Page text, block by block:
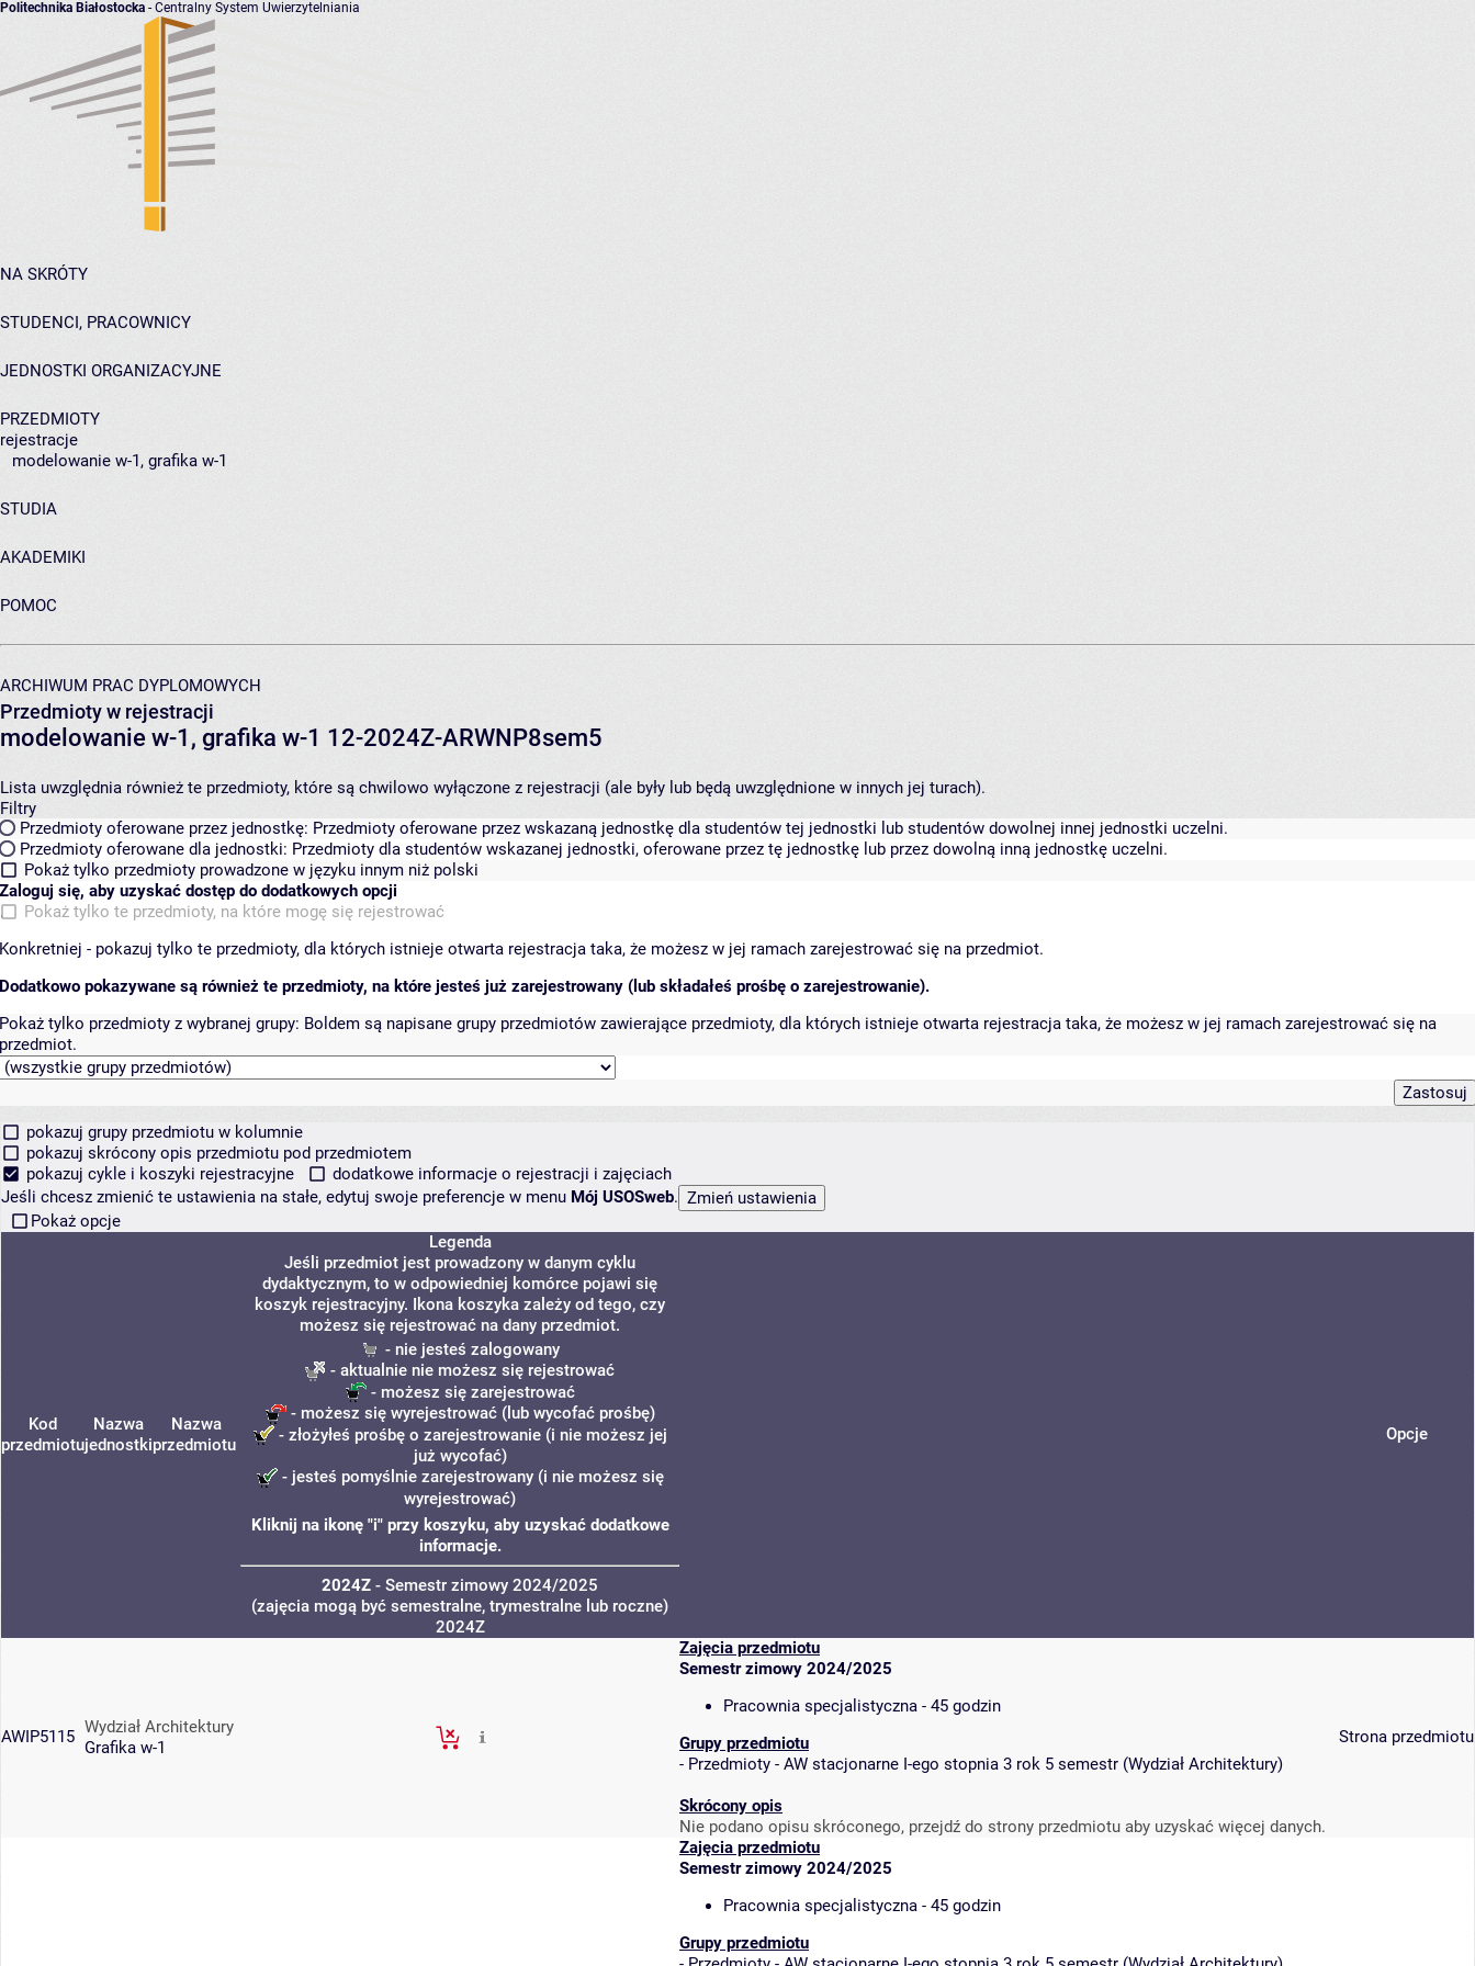
Politechnika Białostocka - Centralny System Uwierzytelniania
NA SKRÓTY
STUDENCI, PRACOWNICY
JEDNOSTKI ORGANIZACYJNE
PRZEDMIOTY
rejestracje
modelowanie w-1, grafika w-1
STUDIA
AKADEMIKI
POMOC
ARCHIWUM PRAC DYPLOMOWYCH
Przedmioty w rejestracji
modelowanie w-1, grafika w-1 12-2024Z-ARWNP8sem5
Lista uwzględnia również te przedmioty, które są chwilowo wyłączone z rejestracji (ale były lub będą uwzględnione w innych jej turach).
Filtry
Przedmioty oferowane przez jednostkę: Przedmioty oferowane przez wskazaną jednostkę dla studentów tej jednostki lub studentów dowolnej innej jednostki uczelni.
Przedmioty oferowane dla jednostki: Przedmioty dla studentów wskazanej jednostki, oferowane przez tę jednostkę lub przez dowolną inną jednostkę uczelni.
Pokaż tylko przedmioty prowadzone w języku innym niż polski
Zaloguj się, aby uzyskać dostęp do dodatkowych opcji
Pokaż tylko te przedmioty, na które mogę się rejestrować
Konkretniej - pokazuj tylko te przedmioty, dla których istnieje otwarta rejestracja taka, że możesz w jej ramach zarejestrować się na przedmiot.
Dodatkowo pokazywane są również te przedmioty, na które jesteś już zarejestrowany (lub składałeś prośbę o zarejestrowanie).
Pokaż tylko przedmioty z wybranej grupy: Boldem są napisane grupy przedmiotów zawierające przedmioty, dla których istnieje otwarta rejestracja taka, że możesz w jej ramach zarejestrować się na
przedmiot.
pokazuj grupy przedmiotu w kolumnie
pokazuj skrócony opis przedmiotu pod przedmiotem
pokazuj cykle i koszyki rejestracyjne
dodatkowe informacje o rejestracji i zajęciach
Jeśli chcesz zmienić te ustawienia na stałe, edytuj swoje preferencje w menu Mój USOSweb.
Pokaż opcje
Kod
przedmiotu
Nazwa
jednostki
Nazwa
przedmiotu
Legenda
Jeśli przedmiot jest prowadzony w danym cyklu
dydaktycznym, to w odpowiedniej komórce pojawi się
koszyk rejestracyjny. Ikona koszyka zależy od tego, czy
możesz się rejestrować na dany przedmiot.
- nie jesteś zalogowany
- aktualnie nie możesz się rejestrować
- możesz się zarejestrować
- możesz się wyrejestrować (lub wycofać prośbę)
- złożyłeś prośbę o zarejestrowanie (i nie możesz jej
już wycofać)
- jesteś pomyślnie zarejestrowany (i nie możesz się
wyrejestrować)
Kliknij na ikonę "i" przy koszyku, aby uzyskać dodatkowe
informacje.
2024Z - Semestr zimowy 2024/2025
(zajęcia mogą być semestralne, trymestralne lub roczne)
Opcje
2024Z
AWIP5115 Wydział Architektury
Grafika w-1
Zajęcia przedmiotu
Semestr zimowy 2024/2025
Pracownia specjalistyczna - 45 godzin
Grupy przedmiotu
- Przedmioty - AW stacjonarne I-ego stopnia 3 rok 5 semestr (Wydział Architektury)
Skrócony opis
Nie podano opisu skróconego, przejdź do strony przedmiotu aby uzyskać więcej danych.
Strona przedmiotu
Zajęcia przedmiotu
Semestr zimowy 2024/2025
Pracownia specjalistyczna - 45 godzin
Grupy przedmiotu